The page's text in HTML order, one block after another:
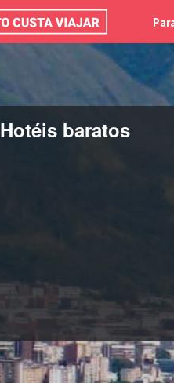
Hotéis baratos